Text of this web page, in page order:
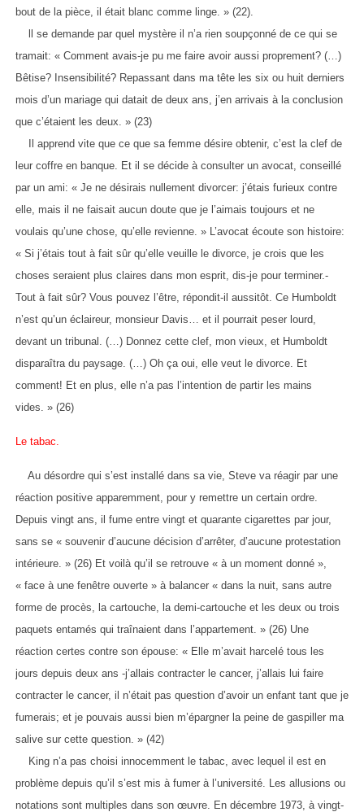
bout de la pièce, il était blanc comme linge. » (22).
ll se demande par quel mystère il n’a rien soupçonné de ce qui se
tramait: « Comment avais-je pu me faire avoir aussi proprement? (…)
Bêtise? Insensibilité? Repassant dans ma tête les six ou huit derniers
mois d’un mariage qui datait de deux ans, j’en arrivais à la conclusion
que c’étaient les deux. » (23)
Il apprend vite que ce que sa femme désire obtenir, c’est la clef de
leur coffre en banque. Et il se décide à consulter un avocat, conseillé
par un ami: « Je ne désirais nullement divorcer: j’étais furieux contre
elle, mais il ne faisait aucun doute que je l’aimais toujours et ne
voulais qu’une chose, qu’elle revienne. » L’avocat écoute son histoire:
« Si j’étais tout à fait sûr qu’elle veuille le divorce, je crois que les
choses seraient plus claires dans mon esprit, dis-je pour terminer.-
Tout à fait sûr? Vous pouvez l’être, répondit-il aussitôt. Ce Humboldt
n’est qu’un éclaireur, monsieur Davis… et il pourrait peser lourd,
devant un tribunal. (…) Donnez cette clef, mon vieux, et Humboldt
disparaîtra du paysage. (…) Oh ça oui, elle veut le divorce. Et
comment! Et en plus, elle n’a pas l’intention de partir les mains
vides. » (26)
Le tabac.
Au désordre qui s’est installé dans sa vie, Steve va réagir par une
réaction positive apparemment, pour y remettre un certain ordre.
Depuis vingt ans, il fume entre vingt et quarante cigarettes par jour,
sans se « souvenir d’aucune décision d’arrêter, d’aucune protestation
intérieure. » (26) Et voilà qu’il se retrouve « à un moment donné »,
« face à une fenêtre ouverte » à balancer « dans la nuit, sans autre
forme de procès, la cartouche, la demi-cartouche et les deux ou trois
paquets entamés qui traînaient dans l’appartement. » (26) Une
réaction certes contre son épouse: « Elle m’avait harcelé tous les
jours depuis deux ans -j’allais contracter le cancer, j’allais lui faire
contracter le cancer, il n’était pas question d’avoir un enfant tant que je
fumerais; et je pouvais aussi bien m’épargner la peine de gaspiller ma
salive sur cette question. » (42)
King n’a pas choisi innocemment le tabac, avec lequel il est en
problème depuis qu’il s’est mis à fumer à l’université. Les allusions ou
notations sont multiples dans son œuvre. En décembre 1973, à vingt-